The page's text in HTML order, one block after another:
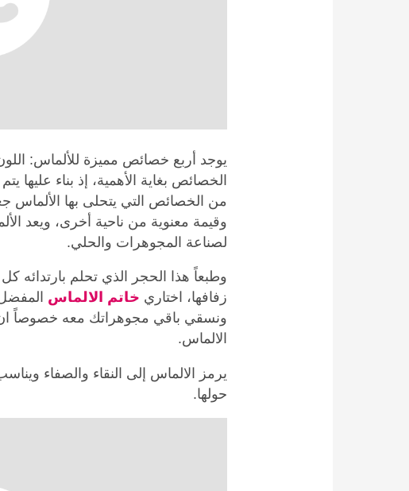
يوجد أربع خصائص مميزة للألماس:
الخصائص بغاية الأهمية، إذ بناء عليها
من الخصائص التي يتحلى بها الألماس
وقيمة معنوية من ناحية أخرى، ويعد
لصناعة المجوهرات والحلي.
وطبعاً هذا الحجر الذي تحلم بارتدائه
زفافها، اختاري خاتم الالماس
ونسقي باقي مجوهراتك معه خصوصاً
الالماس.
يرمز الالماس إلى النقاء والصفاء
حولها.